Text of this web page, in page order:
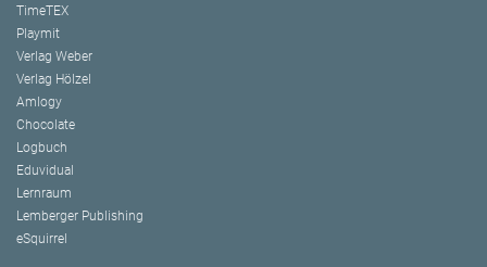
TimeTEX
Playmit
Verlag Weber
Verlag Hölzel
Amlogy
Chocolate
Logbuch
Eduvidual
Lernraum
Lemberger Publishing
eSquirrel